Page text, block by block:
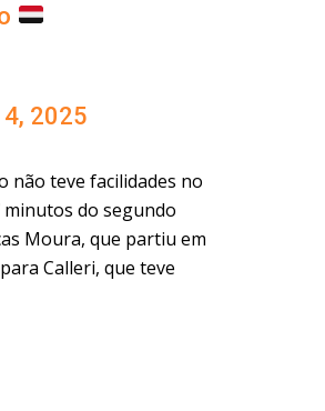
2025
não teve facilidades no
do segundo
Moura, que partiu em
Calleri, que teve